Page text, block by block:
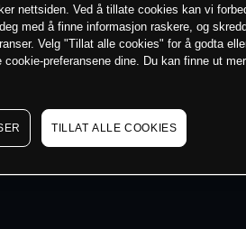
nettsiden. Ved å tillate cookies kan vi
med å finne informasjon raskere, og
Velg "Tillat alle cookies" for å godta
preferansene dine. Du kan finne ut
TILLAT ALLE COOKIES